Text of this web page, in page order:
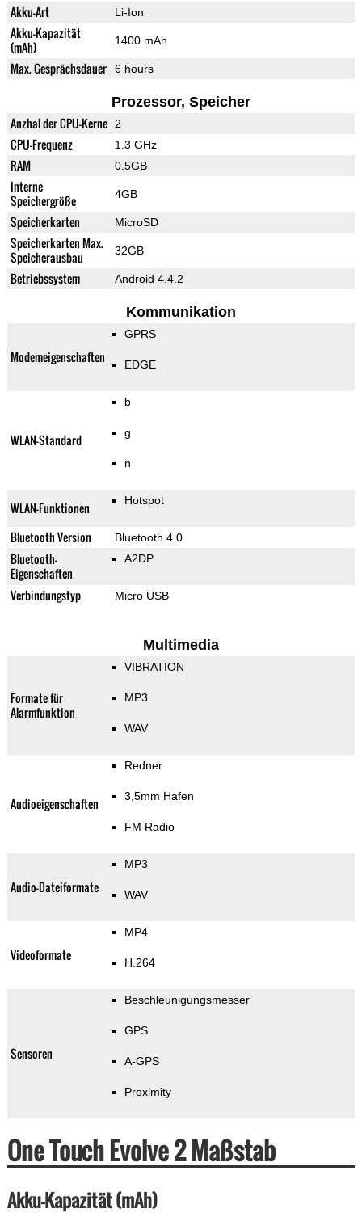
Akku-Art Li-Ion
Akku-Kapazität
(mAh)
1400 mAh
Max. Gesprächsdauer 6 hours
Prozessor, Speicher
Anzhal der CPU-Kerne 2
CPU-Frequenz 1.3 GHz
RAM 0.5GB
Interne
Speichergröße
4GB
Speicherkarten MicroSD
Speicherkarten Max.
Speicherausbau
32GB
Betriebssystem Android 4.4.2
Kommunikation
Modemeigenschaften
GPRS
EDGE
WLAN-Standard
b
g
n
WLAN-Funktionen Hotspot
Bluetooth Version Bluetooth 4.0
Bluetooth-
Eigenschaften
A2DP
Verbindungstyp Micro USB
Multimedia
Formate für
Alarmfunktion
VIBRATION
MP3
WAV
Audioeigenschaften
Redner
3,5mm Hafen
FM Radio
Audio-Dateiformate
MP3
WAV
Videoformate
MP4
H.264
Sensoren
Beschleunigungsmesser
GPS
A-GPS
Proximity
One Touch Evolve 2 Maßstab
Akku-Kapazität (mAh)